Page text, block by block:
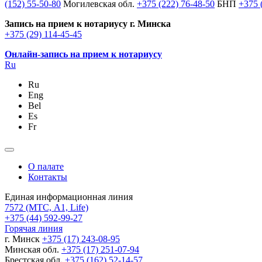
(152) 55-50-80 Могилевская обл. +375 (222) 76-48-50 БНП +375
Запись на прием к нотариусу г. Минска
+375 (29) 114-45-45
Онлайн-запись на прием к нотариусу
Ru
Ru
Eng
Bel
Es
Fr
О палате
Контакты
Единая информационная линия
7572 (МТС, A1, Life)
+375 (44) 592-99-27
Горячая линия
г. Минск +375 (17) 243-08-95
Минская обл. +375 (17) 251-07-94
Брестская обл. +375 (162) 52-14-57